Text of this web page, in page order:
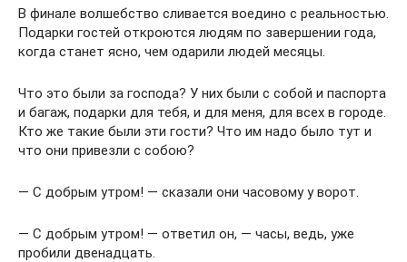
В финале волшебство сливается воедино с реальностью.
Подарки гостей откроются людям по завершении года,
когда станет ясно, чем одарили людей месяцы.
Что это были за господа? У них были с собой и паспорта
и багаж, подарки для тебя, и для меня, для всех в городе.
Кто же такие были эти гости? Что им надо было тут и
что они привезли с собою?
— С добрым утром! — сказали они часовому у ворот.
— С добрым утром! — ответил он, — часы, ведь, уже
пробили двенадцать.